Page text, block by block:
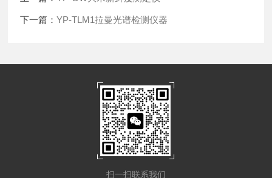
下一篇：YP-TLM1拉曼光谱检测仪器
扫一扫联系我们